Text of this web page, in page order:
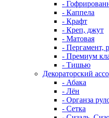
-
- Каппела
- Крафт
- Креп, джут
- Матовая
- Пергамент,
- Премиум
- Тишью
Декораторский
- Абака
- Лён
- Органза
- Сетка